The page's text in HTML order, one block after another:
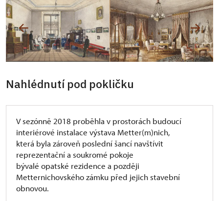
Nahlédnutí pod pokličku
V sezónně 2018 proběhla v prostorách budoucí
interiérové instalace výstava Metter(m)nich,
která byla zároveň poslední šancí navštívit
reprezentační a soukromé pokoje
bývalé opatské rezidence a později
Metternichovského zámku před jejich stavební
obnovou.